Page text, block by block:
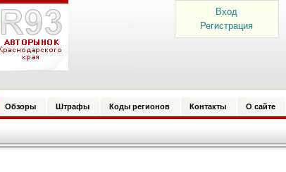
Вход
Регистрация
Обзоры Штрафы Коды регионов Контакты О сайте